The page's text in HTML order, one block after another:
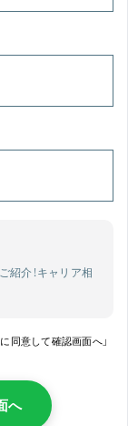
紹介！キャリア相
同意して確認画面へ」
へ